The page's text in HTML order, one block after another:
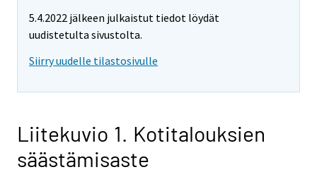
5.4.2022 jälkeen julkaistut tiedot löydät
uudistetulta sivustolta.
Siirry uudelle tilastosivulle
Liitekuvio 1. Kotitalouksien
säästämisaste